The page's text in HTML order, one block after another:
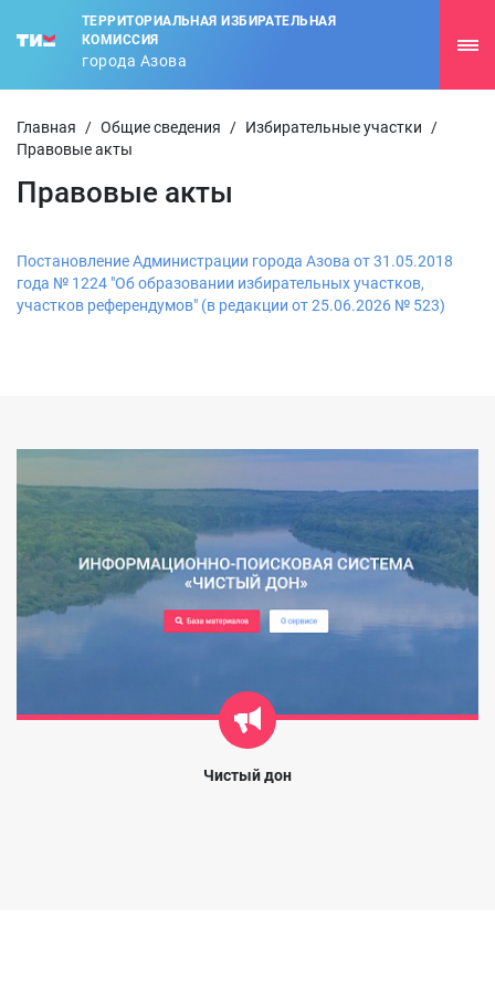
ТЕРРИТОРИАЛЬНАЯ ИЗБИРАТЕЛЬНАЯ
КОМИССИЯ
города Азова
Главная / Общие сведения / Избирательные участки
/
Правовые акты
Правовые акты
Постановление Администрации города Азова от 31.05.2018
года № 1224 "Об образовании избирательных участков,
участков референдумов" (в редакции от 25.06.2026 № 523)
Чистый дон